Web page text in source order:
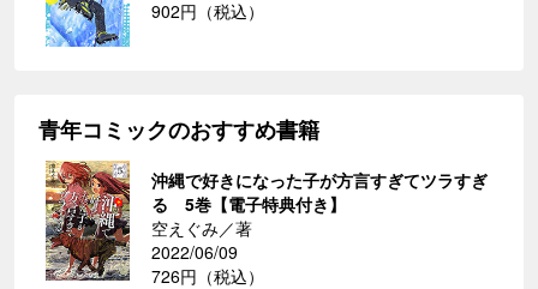
902円（税込）
青年コミックのおすすめ書籍
沖縄で好きになった子が方言すぎてツラすぎ
る 5巻【電子特典付き】
空えぐみ／著
2022/06/09
726円（税込）